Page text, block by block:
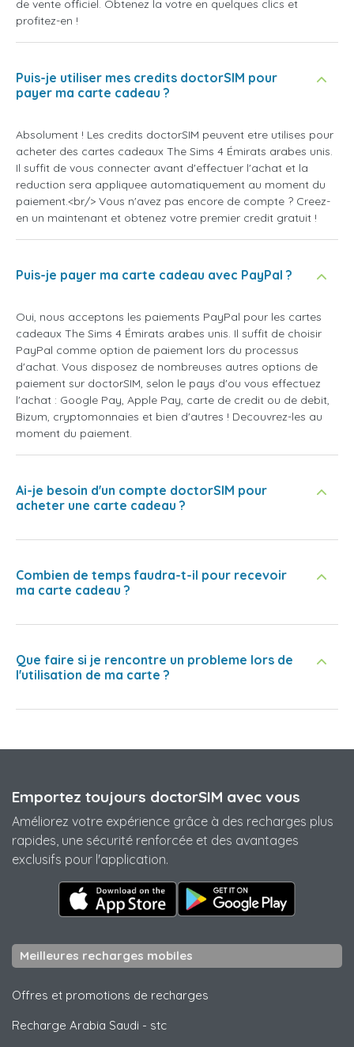
de vente officiel. Obtenez la votre en quelques clics et
profitez-en !
Puis-je utiliser mes credits doctorSIM pour
payer ma carte cadeau ?
Absolument ! Les credits doctorSIM peuvent etre utilises pour
acheter des cartes cadeaux The Sims 4 Émirats arabes unis.
Il suffit de vous connecter avant d'effectuer l'achat et la
reduction sera appliquee automatiquement au moment du
paiement.<br/> Vous n'avez pas encore de compte ? Creez-
en un maintenant et obtenez votre premier credit gratuit !
Puis-je payer ma carte cadeau avec PayPal ?
Oui, nous acceptons les paiements PayPal pour les cartes
cadeaux The Sims 4 Émirats arabes unis. Il suffit de choisir
PayPal comme option de paiement lors du processus
d'achat. Vous disposez de nombreuses autres options de
paiement sur doctorSIM, selon le pays d'ou vous effectuez
l'achat : Google Pay, Apple Pay, carte de credit ou de debit,
Bizum, cryptomonnaies et bien d'autres ! Decouvrez-les au
moment du paiement.
Ai-je besoin d'un compte doctorSIM pour
acheter une carte cadeau ?
Combien de temps faudra-t-il pour recevoir
ma carte cadeau ?
Que faire si je rencontre un probleme lors de
l'utilisation de ma carte ?
Emportez toujours doctorSIM avec vous
Améliorez votre expérience grâce à des recharges plus
rapides, une sécurité renforcée et des avantages
exclusifs pour l'application.
Meilleures recharges mobiles
Offres et promotions de recharges
Recharge Arabia Saudi - stc